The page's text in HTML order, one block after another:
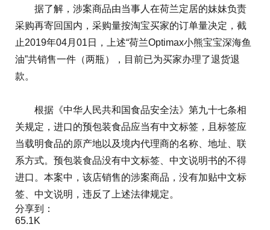
据了解，涉案商品由当事人在荷兰定居的妹妹负责
采购再寄回国内，采购量按淘宝买家的订单量决定，截
止2019年04月01日，上述“荷兰Optimax小熊宝宝深海鱼
油”共销售一件（两瓶），目前已为买家办理了退货退
款。
根据《中华人民共和国食品安全法》第九十七条相
关规定，进口的预包装食品应当有中文标签，且标签应
当载明食品的原产地以及境内代理商的名称、地址、联
系方式。预包装食品没有中文标签、中文说明书的不得
进口。本案中，该店销售的涉案商品，没有加贴中文标
签、中文说明，违反了上述法律规定。
分享到：
65.1K